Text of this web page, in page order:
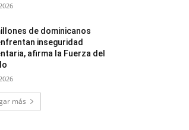
de dominicanos
inseguridad
afirma la Fuerza del
más